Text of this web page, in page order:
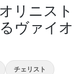
リニスト
ヴァイオ
チェリスト